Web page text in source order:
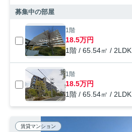
募集中の部屋
1階
18.5万円
1階 / 65.54㎡ / 2LDK
1階
18.5万円
1階 / 65.54㎡ / 2LDK
賃貸マンション